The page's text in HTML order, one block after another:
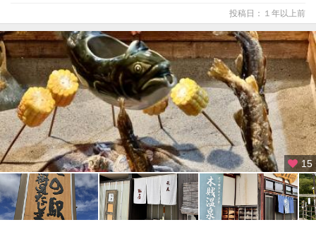
投稿日：１年以上前
15